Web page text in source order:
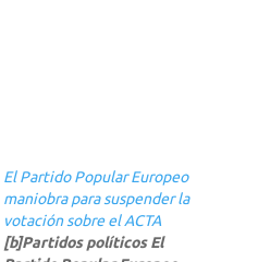
El Partido Popular Europeo
maniobra para suspender la
votación sobre el ACTA
[b]Partidos políticos El